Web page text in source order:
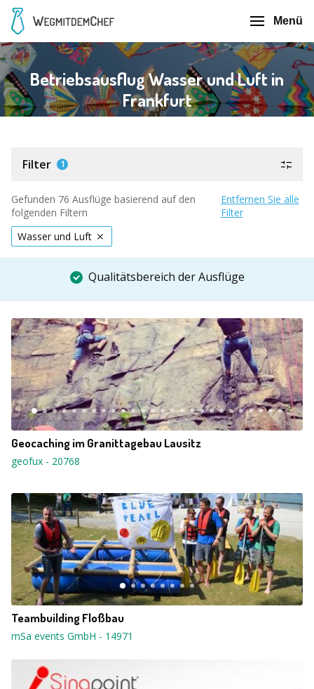
Menü
Betriebsausflug Wasser und Luft in
Frankfurt
Filter 1
Gefunden 76 Ausflüge basierend auf den
folgenden Filtern
Entfernen Sie alle
Filter
Wasser und Luft
Qualitätsbereich der Ausflüge
Geocaching im Granittagebau Lausitz
geofux - 20768
Teambuilding Floßbau
mSa events GmbH - 14971